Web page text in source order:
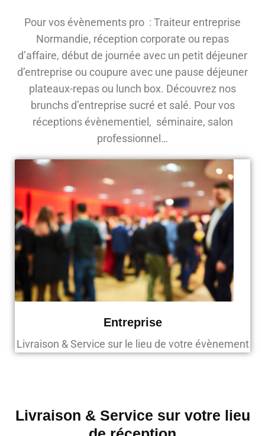
Pour vos évènements pro : Traiteur entreprise
Normandie, réception corporate ou repas
d’affaire, début de journée avec un petit déjeuner
d’entreprise ou coupure avec une pause déjeuner
plateaux-repas ou lunch box. Découvrez nos
brunchs d’entreprise sucré et salé. Pour vos
réceptions évènementiel, séminaire, salon
professionnel…
Entreprise
Livraison & Service sur le lieu de votre évènement
Livraison & Service sur votre lieu